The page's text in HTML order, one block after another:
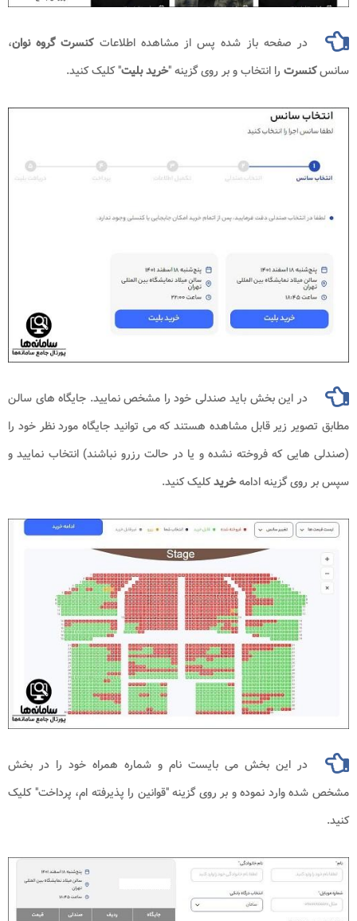
در صفحه باز شده پس از مشاهده اطلاعاتکنسرت گروه نوان،
سانسکنسرت را انتخاب و بر روی گزینه "خرید بلیت" کلیک کنید.
در این بخش باید صندلی خود را مشخص نمایید. جایگاه های سالن
مطابق تصویر زیر قابل مشاهده هستند که می توانید جایگاه مورد نظر خود را
(صندلی هایی که فروخته نشده و یا در حالت رزرو نباشند) انتخاب نمایید و
سپس بر روی گزینه ادامهخریدکلیک کنید.
در این بخش می بایست نام و شماره همراه خود را در بخش
مشخص شده وارد نموده و بر روی گزینه "قوانین را پذیرفته ام، پرداخت" کلیک
کنید.